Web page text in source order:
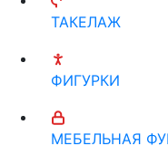
ТАКЕЛАЖ
ФИГУРКИ
МЕБЕЛЬНАЯ